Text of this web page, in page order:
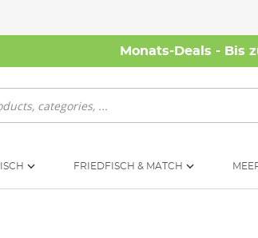
Monats-Deals - Bis
FRIEDFISCH & MATCH